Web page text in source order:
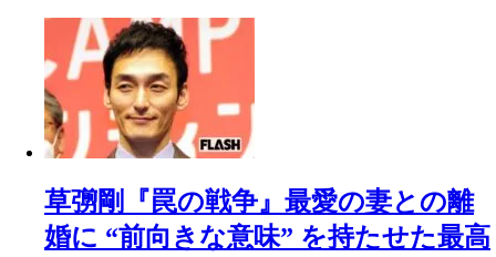
草彅剛『罠の戦争』最愛の妻との離
婚に “前向きな意味” を持たせた最高